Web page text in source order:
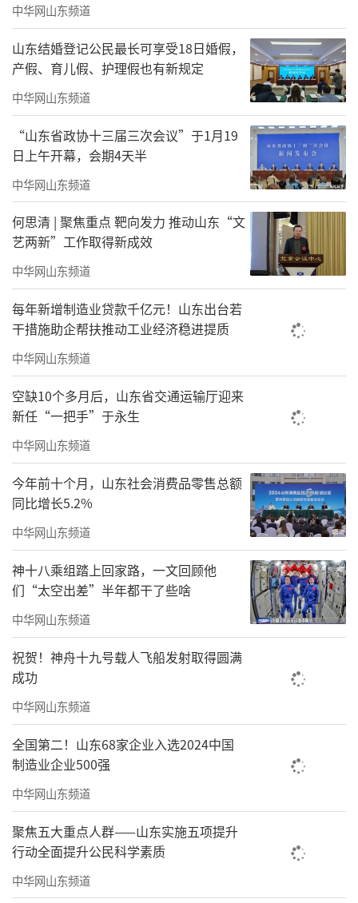
艺术家曹斐与五条人乐队合作的装置作品《梦幻丽莎》
吴洪亮是“烟火指数·成都双年展”的总
策展人，他在春节的时候就不停地刷到这些反
馈。“你点开一次，它就会不停给你推。”他
说。这是大数据时代人人默许的规则。“成都
双年展最大的传播，不是别的，是靠的社交媒
体。”当时，成都双年展刚刚开幕，就直面了
最大公约数的观众。
吴洪亮最初想到“指数”，是因为他在筹
备时看到一组关于成都的数据：在许多城市面
临老龄化的背景下，成都的青年人口仍在增
长，近千万年轻人在这里生活、工作、迁徙。
这让他意识到，成都不只是一个以生活方式著
称的城市，它也有一套可以被统计、被观察的
但数据之外，还有另一种成都。那是街头
巷尾周而复始的日子，是成都人所说的“巴
适”，也是人与人之间无法被简单计算的温情
和日常。一边是数据时代的理性度量，一边是
生活现场的感性温度。吴洪亮希望借由这组
词，去观察一座城市如何在增长、流动和变化
之中，依然保有自己的生活韧性。
正因为如此，这届双年展从一开始就没有
把自己局限在艺术系统内部。观众一边吐槽，
一边还是把展厅里最有冲击力的作品拍了下
中华网山东频道
山东结婚登记公民最长可享受18日婚假，
产假、育儿假、护理假也有新规定
中华网山东频道
“山东省政协十三届三次会议”于1月19
日上午开幕，会期4天半
中华网山东频道
何思清 | 聚焦重点 靶向发力 推动山东“文
艺两新”工作取得新成效
中华网山东频道
每年新增制造业贷款千亿元！山东出台若
干措施助企帮扶推动工业经济稳进提质
中华网山东频道
空缺10个多月后，山东省交通运输厅迎来
新任“一把手”于永生
中华网山东频道
今年前十个月，山东社会消费品零售总额
同比增长5.2%
中华网山东频道
神十八乘组踏上回家路，一文回顾他
们“太空出差”半年都干了些啥
中华网山东频道
祝贺！神舟十九号载人飞船发射取得圆满
成功
中华网山东频道
全国第二！山东68家企业入选2024中国
制造业企业500强
中华网山东频道
聚焦五大重点人群——山东实施五项提升
行动全面提升公民科学素质
中华网山东频道